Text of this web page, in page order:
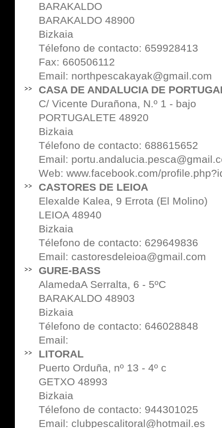
BARAKALDO
BARAKALDO 48900
Bizkaia
Télefono de contacto: 659928413
Fax: 660506112
Email: northpescakayak@gmail.com
CASA DE ANDALUCIA DE
C/ Vicente Durañona, N.º 1 - bajo
PORTUGALETE 48920
Bizkaia
Télefono de contacto: 688615652
Email:
Web: www.facebook.com/
CASTORES DE LEIOA
Elexalde Kalea, 9 Errota (El Molino)
LEIOA 48940
Bizkaia
Télefono de contacto: 629649836
Email: castoresdeleioa@gmail.com
GURE-BASS
AlamedaA Serralta, 6 - 5ºC
BARAKALDO 48903
Bizkaia
Télefono de contacto: 646028848
Email:
LITORAL
Puerto Orduña, nº 13 - 4º c
GETXO 48993
Bizkaia
Télefono de contacto: 944301025
Email: clubpescalitoral@hotmail.es